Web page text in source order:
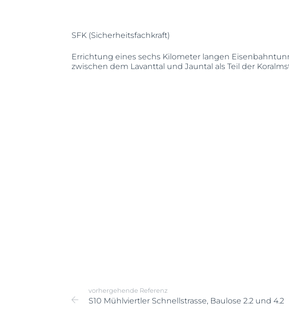
SFK (Sicherheitsfachkraft)
Errichtung eines sechs Kilometer langen
zwischen dem Lavanttal und Jauntal als Teil der
vorhergehende Referenz
S10 Mühlviertler Schnellstrasse, Baulose 2.2 und 4.2